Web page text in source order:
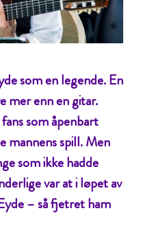
som en legende. En
mer enn en gitar.
som åpenbart
mannens spill. Men
som ikke hadde
var at i løpet av
– så fjetret ham